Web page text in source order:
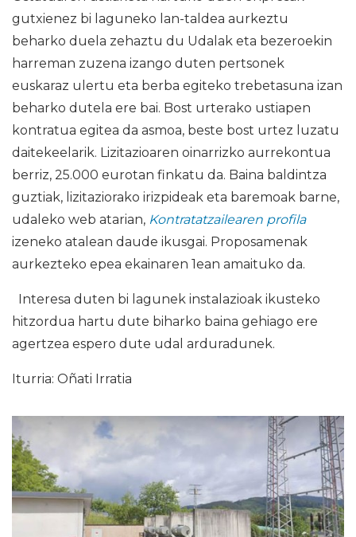
gutxienez bi laguneko lan-taldea aurkeztu
beharko duela zehaztu du Udalak eta bezeroekin
harreman zuzena izango duten pertsonek
euskaraz ulertu eta berba egiteko trebetasuna izan
beharko dutela ere bai. Bost urterako ustiapen
kontratua egitea da asmoa, beste bost urtez luzatu
daitekeelarik. Lizitazioaren oinarrizko aurrekontua
berriz, 25.000 eurotan finkatu da. Baina baldintza
guztiak, lizitaziorako irizpideak eta baremoak barne,
udaleko web atarian, Kontratatzailearen profila
izeneko atalean daude ikusgai. Proposamenak
aurkezteko epea ekainaren 1ean amaituko da.
Interesa duten bi lagunek instalazioak ikusteko
hitzordua hartu dute biharko baina gehiago ere
agertzea espero dute udal arduradunek.
Iturria: Oñati Irratia